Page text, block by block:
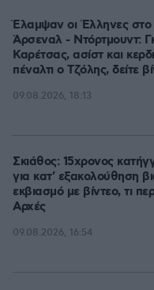
Έλαμψαν οι Έλληνες στο
Άρσεναλ - Ντόρτμουντ:
Καρέτσας, ασίστ και
πέναλτι ο Τζόλης, δείτε
09.08.2026, 18:13
Σκιάθος: 15χρονος
για κατ' εξακολούθηση
εκβιασμό με βίντεο, τι
Αρχές
09.08.2026, 16:54